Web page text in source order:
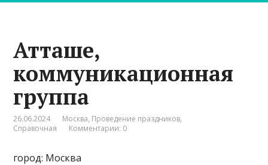
Атташе,
коммуникационная
группа
26.06.2024 Москва, Проведение праздников,
Справочная
Комментарии: 0
город: Москва